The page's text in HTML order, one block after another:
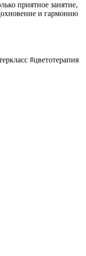
приятное занятие,
и гармонию
#цветотерапия